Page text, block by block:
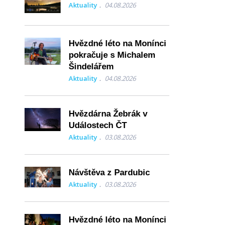
Aktuality 04.08.2026
Hvězdné léto na Monínci
pokračuje s Michalem
Šindelářem
Aktuality 04.08.2026
Hvězdárna Žebrák v
Událostech ČT
Aktuality 03.08.2026
Návštěva z Pardubic
Aktuality 03.08.2026
Hvězdné léto na Monínci